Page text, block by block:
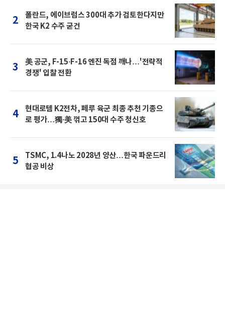
2
폴란드, 에이브럼스 300대 추가 검토한다지만
한국 K2 수주 굳건
3
美 공군, F-15·F-16 엔진 독점 깨나…'전략적
경쟁' 입찰 전환
4
현대로템 K2전차, 페루 육군 최종 추천 기종으
로 평가…獨·美 꺾고 150대 수주 청신호
5
TSMC, 1.4나노 2028년 양산…한국 파운드리
협공 비상